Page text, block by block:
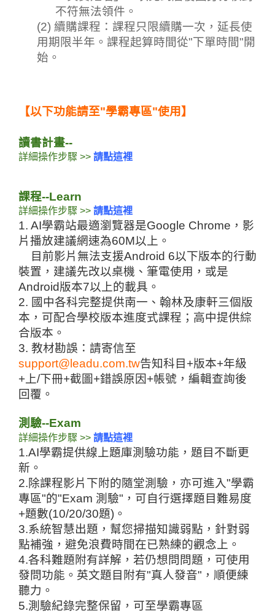
不符無法領件。
(2) 續購課程： 課程只限續購一次，延長使
用期限半年。課程起算時間從"下單時間"開
始。
【以下功能請至"學霸專區"使用】
讀書計畫--
詳細操作步驟 >> 請點這裡
課程--Learn
詳細操作步驟 >> 請點這裡
1. AI學霸站最適瀏覽器是Google Chrome，影
片播放建議網速為60M以上。
目前影片無法支援Android 6以下版本的行動
裝置，建議先改以桌機、筆電使用，或是
Android版本7以上的載具 。
2. 國中各科完整提供南一、翰林及康軒三個版
本，可配合學校版本進度式課程；高中提供綜
合版本。
3. 教材勘誤：請寄信至
support@leadu.com.tw告知科目+版本+年級
+上/下冊+截圖+錯誤原因+帳號，編輯查詢後
回覆。
測驗--Exam
詳細操作步驟 >> 請點這裡
1.AI學霸提供線上題庫測驗功能，題目不斷更
新 。
2.除課程影片下附的隨堂測驗，亦可進入"學霸
專區"的"Exam 測驗"，可自行選擇題目難易度
+題數(10/20/30題) 。
3.系統智慧出題，幫您掃描知識弱點，針對弱
點補強，避免浪費時間在已熟練的觀念上 。
4.各科難題附有詳解，若仍想問問題，可使用
發問功能。英文題目附有"真人發音"，順便練
聽力 。
5.測驗紀錄完整保留，可至學霸專區